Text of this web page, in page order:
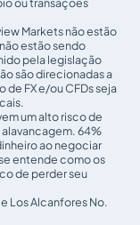
ou transações
Markets não estão
estão sendo
pela legislação
são direcionadas a
FX e/ou CFDs seja
um alto risco de
64%
ao negociar
entende como os
de perder seu
Los Alcanfores No.